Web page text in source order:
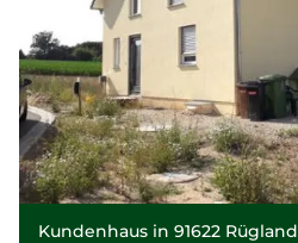
Kundenhaus in 91622 Rügland